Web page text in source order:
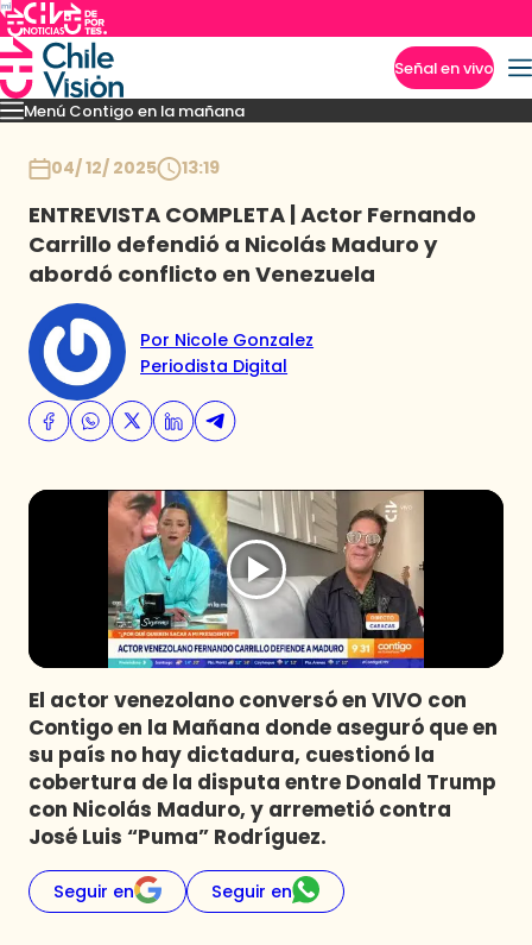
Señal en vivo
Menú Contigo en la mañana
MomentosReportajesDenunciasPolicialPolíticaEspectáculo
04/ 12/ 2025 13:19
ENTREVISTA COMPLETA | Actor Fernando
Carrillo defendió a Nicolás Maduro y
abordó conflicto en Venezuela
Por Nicole Gonzalez
Periodista Digital
El actor venezolano conversó en VIVO con
Contigo en la Mañana donde aseguró que en
su país no hay dictadura, cuestionó la
cobertura de la disputa entre Donald Trump
con Nicolás Maduro, y arremetió contra
José Luis “Puma” Rodríguez.
Seguir en Seguir en
Imperdibles
Programas
Club De La Comedia
Contigo en Directo
Plan Perfecto
El Tiempo
Sabingo
Todos Los Programas